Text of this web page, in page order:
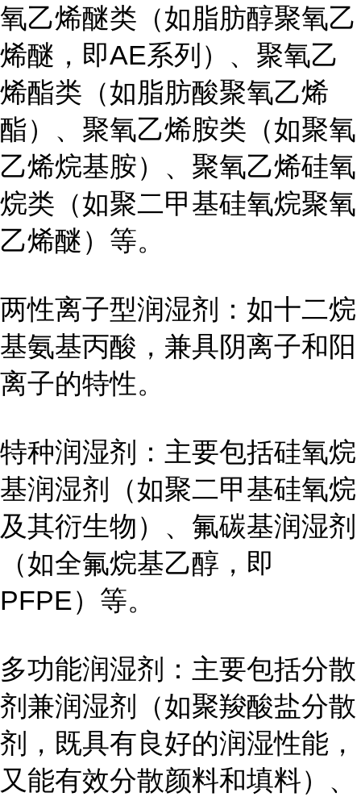
氧乙烯醚类（如脂肪醇聚氧乙
烯醚，即AE系列）、聚氧乙
烯酯类（如脂肪酸聚氧乙烯
酯）、聚氧乙烯胺类（如聚氧
乙烯烷基胺）、聚氧乙烯硅氧
烷类（如聚二甲基硅氧烷聚氧
乙烯醚）等。
两性离子型润湿剂：如十二烷
基氨基丙酸，兼具阴离子和阳
离子的特性。
特种润湿剂：主要包括硅氧烷
基润湿剂（如聚二甲基硅氧烷
及其衍生物）、氟碳基润湿剂
（如全氟烷基乙醇，即
PFPE）等。
多功能润湿剂：主要包括分散
剂兼润湿剂（如聚羧酸盐分散
剂，既具有良好的润湿性能，
又能有效分散颜料和填料）、